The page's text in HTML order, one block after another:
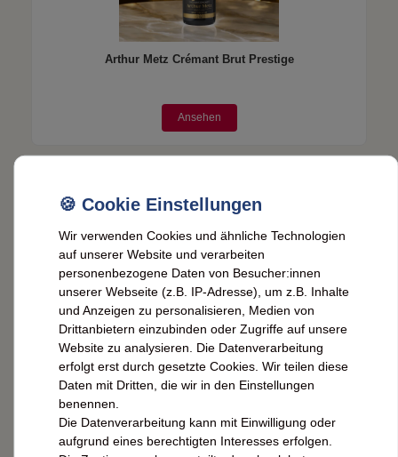
Arthur Metz Crémant Brut Prestige
Ansehen
Gallo Risotto-Spezialitäten
Wir verwenden Cookies und ähnliche Technologien
auf unserer Website und verarbeiten
personenbezogene Daten von Besucher:innen
unserer Webseite (z.B. IP-Adresse), um z.B. Inhalte
und Anzeigen zu personalisieren, Medien von
Drittanbietern einzubinden oder Zugriffe auf unsere
Website zu analysieren. Die Datenverarbeitung
erfolgt erst durch gesetzte Cookies. Wir teilen diese
Daten mit Dritten, die wir in den Einstellungen
benennen.
Die Datenverarbeitung kann mit Einwilligung oder
aufgrund eines berechtigten Interesses erfolgen.